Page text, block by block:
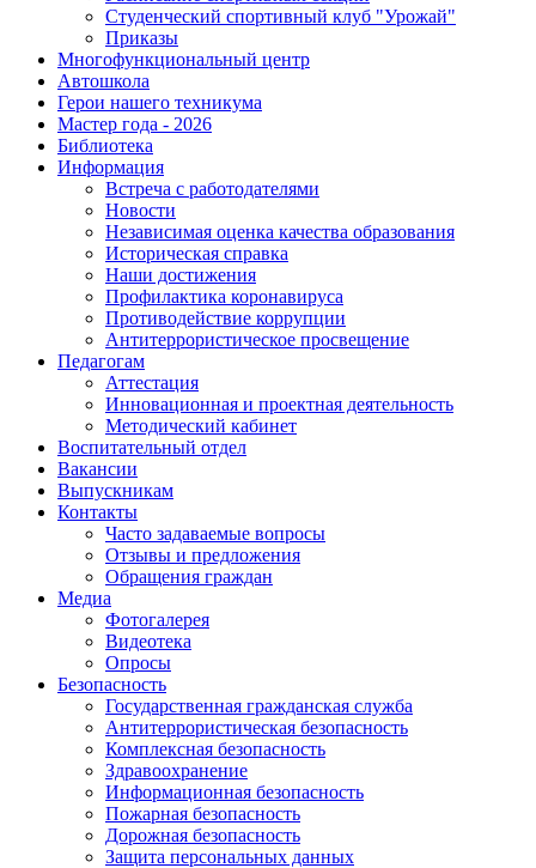
Студенческий спортивный клуб "Урожай"
Приказы
Многофункциональный центр
Автошкола
Герои нашего техникума
Мастер года - 2026
Библиотека
Информация
Встреча с работодателями
Новости
Независимая оценка качества образования
Историческая справка
Наши достижения
Профилактика коронавируса
Противодействие коррупции
Антитеррористическое просвещение
Педагогам
Аттестация
Инновационная и проектная деятельность
Методический кабинет
Воспитательный отдел
Вакансии
Выпускникам
Контакты
Часто задаваемые вопросы
Отзывы и предложения
Обращения граждан
Медиа
Фотогалерея
Видеотека
Опросы
Безопасность
Государственная гражданская служба
Антитеррористическая безопасность
Комплексная безопасность
Здравоохранение
Информационная безопасность
Пожарная безопасность
Дорожная безопасность
Защита персональных данных